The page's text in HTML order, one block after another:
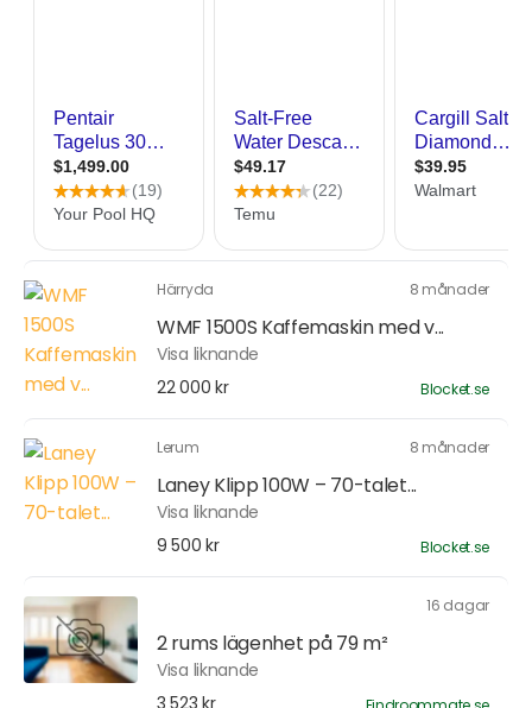
Härryda 8 månader
WMF 1500S Kaffemaskin med v...
Visa liknande
22 000 kr
Blocket.se
Lerum 8 månader
Laney Klipp 100W – 70-talet...
Visa liknande
9 500 kr
Blocket.se
16 dagar
2 rums lägenhet på 79 m²
Visa liknande
3 523 kr